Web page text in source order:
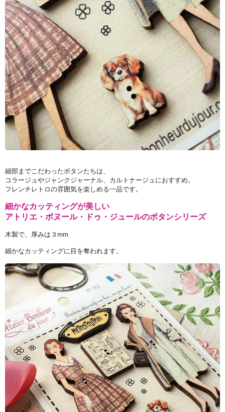
細部までこだわったボタンたちは、
コラージュやジャンクジャーナル、カルトナージュにおすすめ。
フレンチレトロの雰囲気を楽しめる一品です。
細かなカッティングが美しい
アトリエ・ボヌール・ドゥ・ジュールのボタンシリーズ
木製で、厚みは３mm
細かなカッティングに目を奪われます。